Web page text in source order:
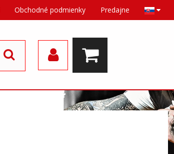
Obchodné podmienky Predajne